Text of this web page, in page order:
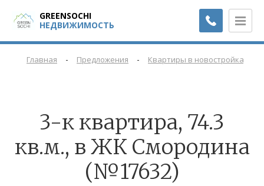
GREENSOCHI
НЕДВИЖИМОСТЬ
Главная - Предложения - Квартиры в новостройках
3-к квартира, 74.3
кв.м., в ЖК Смородина
(№17632)